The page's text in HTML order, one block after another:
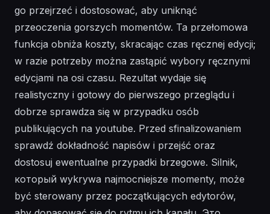
go przejrzeć i dostosować, aby uniknąć
przeoczenia gorszych momentów. Ta przełomowa
funkcja obniża koszty, skracając czas ręcznej edycji;
w razie potrzeby można zastąpić wybory ręcznymi
edycjami na osi czasu. Rezultat wydaje się
realistyczny i gotowy do pierwszego przeglądu i
dobrze sprawdza się w przypadku osób
publikujących na youtube. Przed sfinalizowaniem
sprawdź dokładność napisów i przejść oraz
dostosuj ewentualne przypadki brzegowe. Silnik,
который wykrywa najmocniejsze momenty, może
być sterowany przez początkujących edytorów,